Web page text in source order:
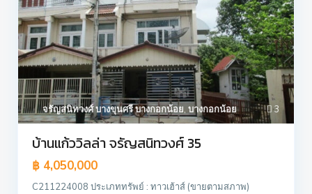
3
จรัญสนิทวงศ์ บางขุนศรี บางกอกน้อย, บางกอกน้อย
บ้านแก้ววิลล่า จรัญสนิทวงศ์ 35
฿ 4,050,000
C211224008 ประเภททรัพย์ : ทาวเฮ้าส์ (ขายตามสภาพ)